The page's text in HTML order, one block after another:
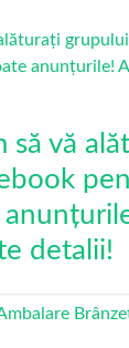
să vă
detalii!